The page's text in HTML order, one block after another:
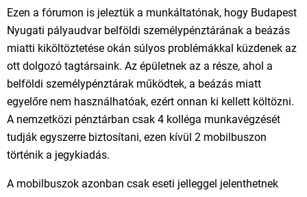
Ezen a fórumon is jeleztük a munkáltatónak, hogy Budapest
Nyugati pályaudvar belföldi személypénztárának a beázás
miatti kiköltöztetése okán súlyos problémákkal küzdenek az
ott dolgozó tagtársaink. Az épületnek az a része, ahol a
belföldi személypénztárak működtek, a beázás miatt
egyelőre nem használhatóak, ezért onnan ki kellett költözni.
A nemzetközi pénztárban csak 4 kolléga munkavégzését
tudják egyszerre biztosítani, ezen kívül 2 mobilbuszon
történik a jegykiadás.
A mobilbuszok azonban csak eseti jelleggel jelenthetnek